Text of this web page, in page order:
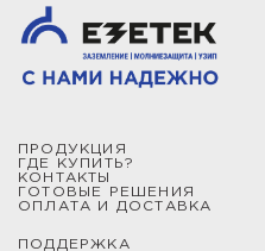
ПРОДУКЦИЯ
ГДЕ КУПИТЬ?
КОНТАКТЫ
ГОТОВЫЕ РЕШЕНИЯ
ОПЛАТА И ДОСТАВКА
ПОДДЕРЖКА